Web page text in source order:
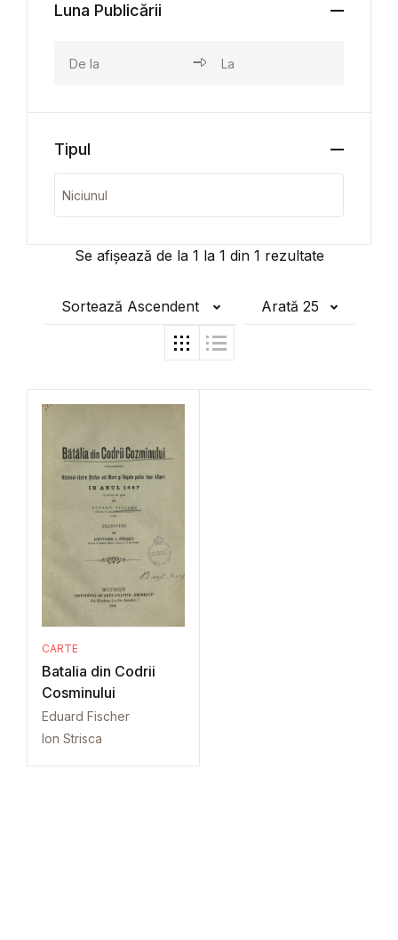
Se afișează de la 1 la 1 din 1 rezultate
Sortează Ascendent Arată 25
CARTE
Batalia din Codrii
Cosminului
Eduard Fischer
Ion Strisca
Luna Publicării
Tipul